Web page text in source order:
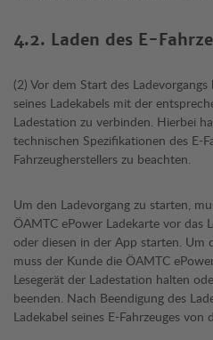
4.2. Laden des E-
(2) Vor dem Start des
seines Ladekabels mit der
Ladestation zu verbinden. Hierbei
technischen Spezifikationen des E-
Fahrzeugherstellers zu beachten.
Um den Ladevorgang zu starten,
ÖAMTC ePower Ladekarte vor das
oder diesen in der App starten. Um
muss der Kunde die ÖAMTC
Lesegerät der Ladestation halten
beenden. Nach Beendigung des
Ladekabel seines E-Fahrzeuges